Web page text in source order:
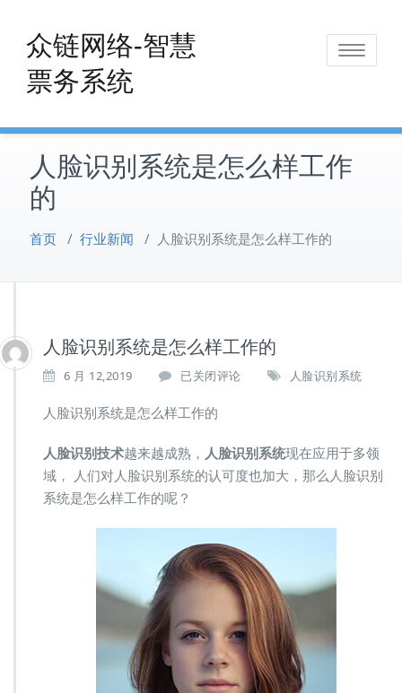
content
众链网络-智慧
票务系统
Toggle
人脸识别系统是怎么样工作
的
首页 / 行业新闻 / 人脸识别系统是怎么样工作的
人脸识别系统是怎么样工作的
6 月 12,2019
人
识
系
统
是
怎
工
作
的
已关闭评论 人脸识别系统
人脸识别系统是怎么样工作的
人脸识别技术越来越成熟， 人脸识别系统现在应用于多领
域， 人们对人脸识别系统的认可度也加大，那么人脸识别
系统是怎么样工作的呢？